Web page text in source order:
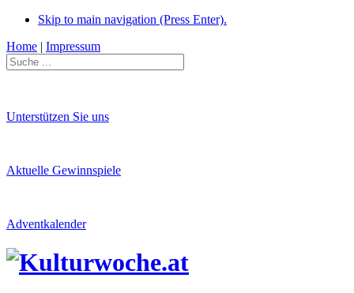
Skip to main navigation (Press Enter).
Home | Impressum
Unterstützen Sie uns
Aktuelle Gewinnspiele
Adventkalender